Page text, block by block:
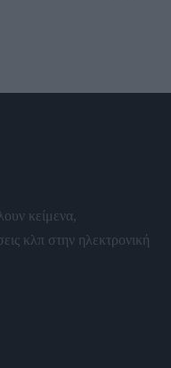
κείμενα,
κλπ στην ηλεκτρονική